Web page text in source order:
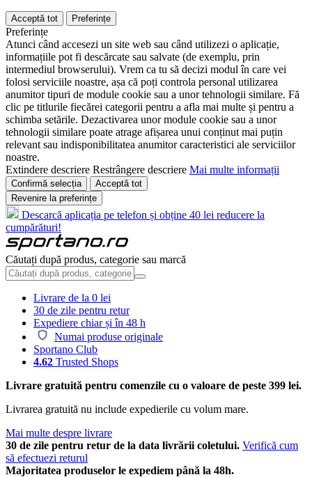
Acceptă tot Preferințe
Preferințe
Atunci când accesezi un site web sau când utilizezi o aplicație,
informațiile pot fi descărcate sau salvate (de exemplu, prin
intermediul browserului). Vrem ca tu să decizi modul în care vei
folosi serviciile noastre, așa că poți controla personal utilizarea
anumitor tipuri de module cookie sau a unor tehnologii similare. Fă
clic pe titlurile fiecărei categorii pentru a afla mai multe și pentru a
schimba setările. Dezactivarea unor module cookie sau a unor
tehnologii similare poate atrage afișarea unui conținut mai puțin
relevant sau indisponibilitatea anumitor caracteristici ale serviciilor
noastre.
Extindere descriere Restrângere descriere Mai multe informații
Confirmă selecția
Acceptă tot
Revenire la preferințe
Descarcă aplicația pe telefon și obține 40 lei reducere la
cumpărături!
Căutați după produs, categorie sau marcă
Livrare de la 0 lei
30 de zile pentru retur
Expediere chiar și în 48 h
Numai produse originale
Sportano Club
4.62 Trusted Shops
Livrare gratuită pentru comenzile cu o valoare de peste 399 lei.
Livrarea gratuită nu include expedierile cu volum mare.
Mai multe despre livrare
30 de zile pentru retur de la data livrării coletului. Verifică cum
să efectuezi returul
Majoritatea produselor le expediem până la 48h.